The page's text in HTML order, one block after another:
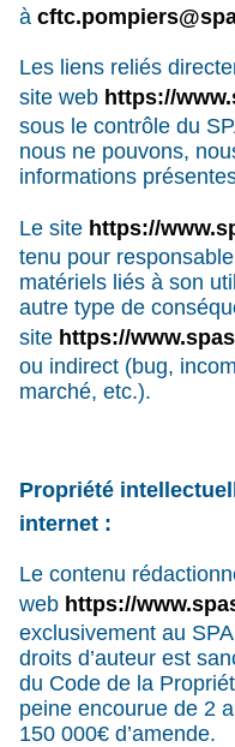
à
Les liens reliés
site web https://
sous le contrôle du
nous ne pouvons,
informations
Le site https://
tenu pour
matériels liés à son
autre type de
site https://
ou indirect (bug,
marché, etc.).
Propriété
internet :
Le contenu
web https://
exclusivement au
droits d’auteur est
du Code de la
peine encourue de 2
150 000€ d’amende.